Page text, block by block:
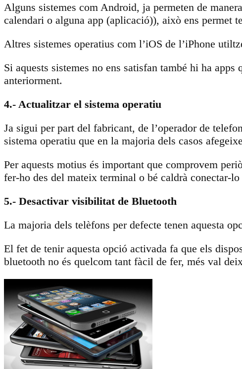
Alguns sistemes com Android, ja permeten de
calendari o alguna app (aplicació)), això ens permet
Altres sistemes operatius com l’iOS de l’iPhone
Si aquests sistemes no ens satisfan també hi ha
anteriorment.
4.- Actualitzar el sistema operatiu
Ja sigui per part del fabricant, de l’operador de
sistema operatiu que en la majoria dels casos
Per aquests motius és important que comprovem
fer-ho des del mateix terminal o bé caldrà conectar-
5.- Desactivar visibilitat de Bluetooth
La majoria dels telèfons per defecte tenen aquesta
El fet de tenir aquesta opció activada fa que els
bluetooth no és quelcom tant fàcil de fer, més val